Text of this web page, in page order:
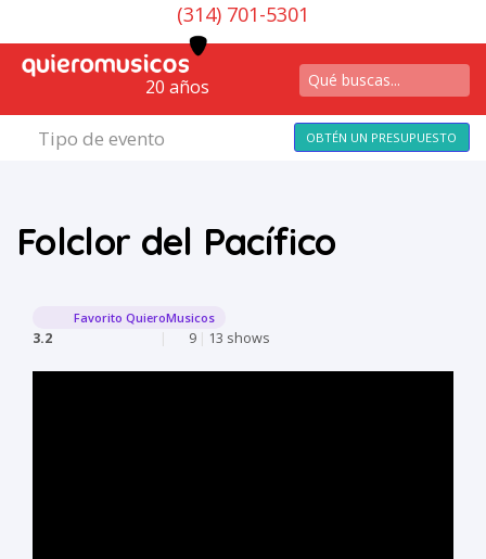
(314) 701-5301
20 años
Tipo de evento OBTÉN UN PRESUPUESTO
Folclor del Pacífico
Favorito QuieroMusicos
3.2 | 9 | 13 shows